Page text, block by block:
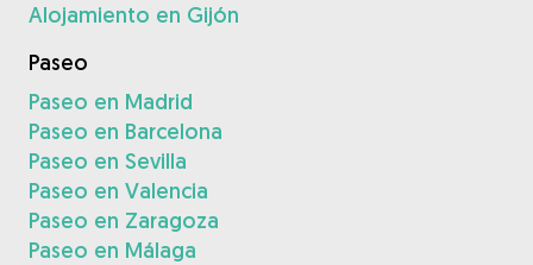
Alojamiento en Gijón
Paseo
Paseo en Madrid
Paseo en Barcelona
Paseo en Sevilla
Paseo en Valencia
Paseo en Zaragoza
Paseo en Málaga